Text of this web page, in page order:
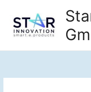
Inhalt
springen